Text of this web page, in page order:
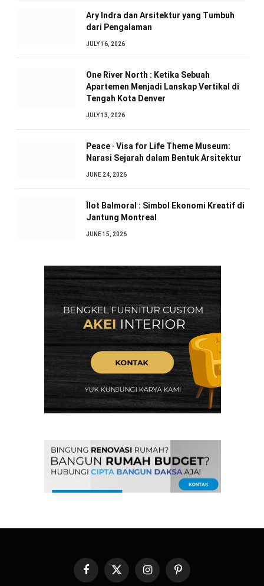
Ary Indra dan Arsitektur yang Tumbuh
dari Pengalaman
JULY 16, 2026
One River North : Ketika Sebuah
Apartemen Menjadi Lanskap Vertikal di
Tengah Kota Denver
JULY 13, 2026
Peace · Visa for Life Theme Museum:
Narasi Sejarah dalam Bentuk Arsitektur
JUNE 24, 2026
Îlot Balmoral : Simbol Ekonomi Kreatif di
Jantung Montreal
JUNE 15, 2026
FacebookX
InstagramPinterest